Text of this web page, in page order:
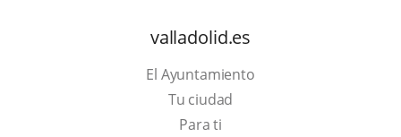
valladolid.es
El Ayuntamiento
Tu ciudad
Para ti